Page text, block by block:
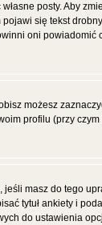
posty. Aby
się tekst
oni
możesz
profilu (przy
masz do tego
tytuł ankiety i
do ustawienia